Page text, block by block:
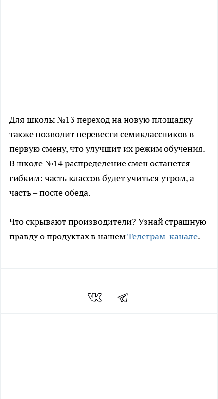
Для школы №13 переход на новую площадку
также позволит перевести семиклассников в
первую смену, что улучшит их режим обучения.
В школе №14 распределение смен останется
гибким: часть классов будет учиться утром, а
часть – после обеда.
Что скрывают производители? Узнай страшную
правду о продуктах в нашемТелеграм-канале.